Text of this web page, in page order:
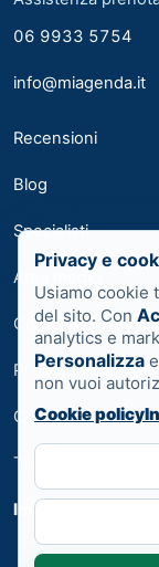
06 9933 5754
info@miagenda.it
Recensioni
Blog
Specialisti
Area medici
Contatti
Privacy
Cookie
Termini
Impostazioni
Privacy e
Usiamo cookie
del sito. Con
analytics e
Personalizza
non vuoi
Cookie policy